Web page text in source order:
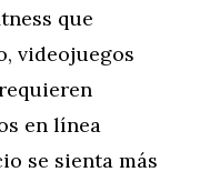
que
videojuegos
en línea
se sienta más